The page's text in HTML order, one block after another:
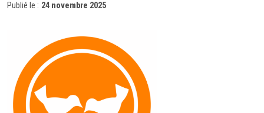
Publié le : 24 novembre 2025